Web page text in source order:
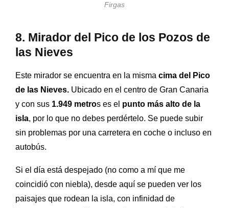
Firgas
8. Mirador del Pico de los Pozos de
las Nieves
Este mirador se encuentra en la misma cima del Pico
de las Nieves. Ubicado en el centro de Gran Canaria
y con sus 1.949 metros es el punto más alto de la
isla, por lo que no debes perdértelo. Se puede subir
sin problemas por una carretera en coche o incluso en
autobús.
Si el día está despejado (no como a mí que me
coincidió con niebla), desde aquí se pueden ver los
paisajes que rodean la isla, con infinidad de